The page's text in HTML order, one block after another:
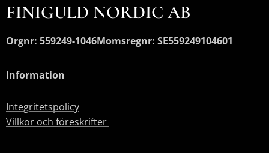
FINIGULD NORDIC AB
Orgnr: 559249-1046Momsregnr: SE559249104601
Information
Integritetspolicy
Villkor och föreskrifter